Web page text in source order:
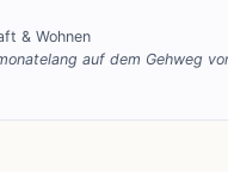
& Wohnen
auf dem Gehweg